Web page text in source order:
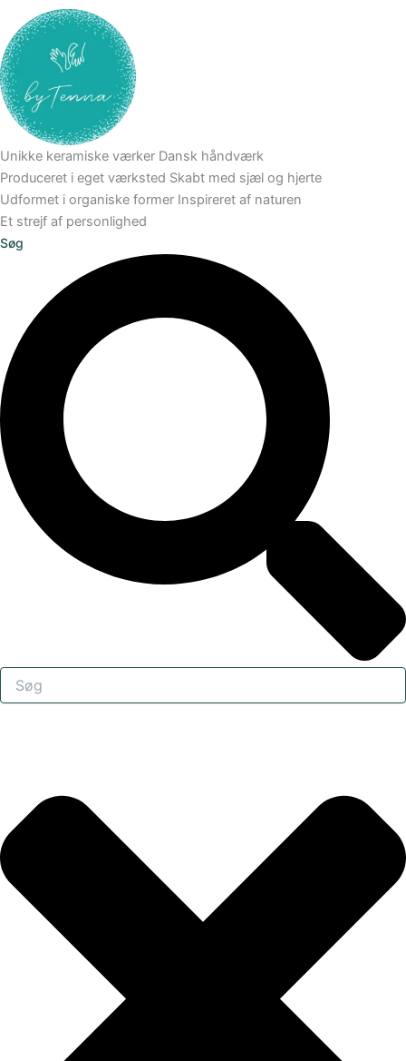
Unikke keramiske værker Dansk håndværk
Produceret i eget værksted Skabt med sjæl og hjerte
Udformet i organiske former Inspireret af naturen
Et strejf af personlighed
Søg